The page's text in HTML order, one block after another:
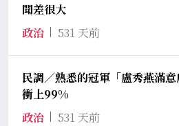
聞差很大
政治
531 天前
民調／熟悉的冠軍「盧秀燕滿
衝上99%
政治
531 天前